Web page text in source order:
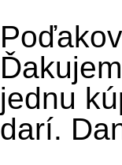
jednu
darí.